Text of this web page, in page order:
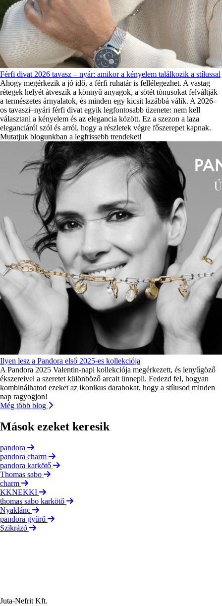
Férfi divat 2026 tavasz – nyár: amikor a kényelem találkozik a stílussal
Ahogy megérkezik a jó idő, a férfi ruhatár is fellélegezhet. A vastag
rétegek helyét átveszik a könnyű anyagok, a sötét tónusokat felváltják
a természetes árnyalatok, és minden egy kicsit lazábbá válik. A 2026-
os tavaszi–nyári férfi divat egyik legfontosabb üzenete: nem kell
választani a kényelem és az elegancia között. Ez a szezon a laza
eleganciáról szól és arról, hogy a részletek végre főszerepet kapnak.
Mutatjuk blogunkban a legfrissebb trendeket!
Ilyen lesz a Pandora első 2025-es kollekciója
A Pandora 2025 Valentin-napi kollekciója megérkezett, és lenyűgöző
ékszereivel a szeretet különböző arcait ünnepli. Fedezd fel, hogyan
kombinálhatod ezeket az ikonikus darabokat, hogy a stílusod minden
nap ragyogjon!
Még több blog
Mások ezeket keresik
pandora
pandora charm
pandora karkötő
Thomas sabo
charm
KKNEKKI
thomas sabo karkötő
Nyaklánc
pandora gyűrű
Szikrázó
Juta-Nefrit Kft.